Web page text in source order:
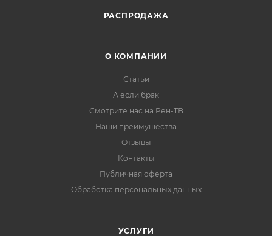
РАСПРОДАЖА
О КОМПАНИИ
Статьи
А если брак
Смотрите нас на Рен-ТВ
Наши преимущества
Отзывы
Контакты
Публичная оферта
Обработка персональных данных
УСЛУГИ